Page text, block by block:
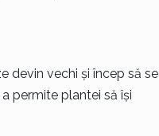
devin vechi și încep să se
permite plantei să își